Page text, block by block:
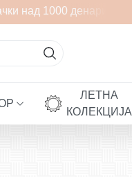
над 1000 денари
ЛЕТНА
КОЛЕКЦИЈА